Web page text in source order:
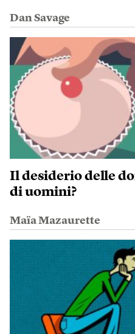
Dan Savage
Il desiderio delle
di uomini?
Maïa Mazaurette